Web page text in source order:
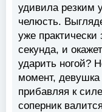
удивила резким
челюсть.
уже
секунда, и
ударить ногой?
момент, девушка
прибавляя к
соперник